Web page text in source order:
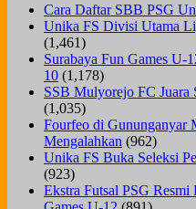
Cara Daftar SBB PSG
Unika FS Divisi Utama
(1,461)
Surabaya Fun Games U-
10 (1,178)
SSB Mulyorejo FC Juara
(1,035)
Fourfeo di Gununganyar
Mengalahkan (962)
Unika FS Buka Seleksi
(923)
Ekstra Futsal PSG